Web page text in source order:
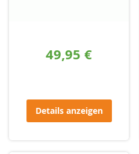
49,95 €
Details anzeigen